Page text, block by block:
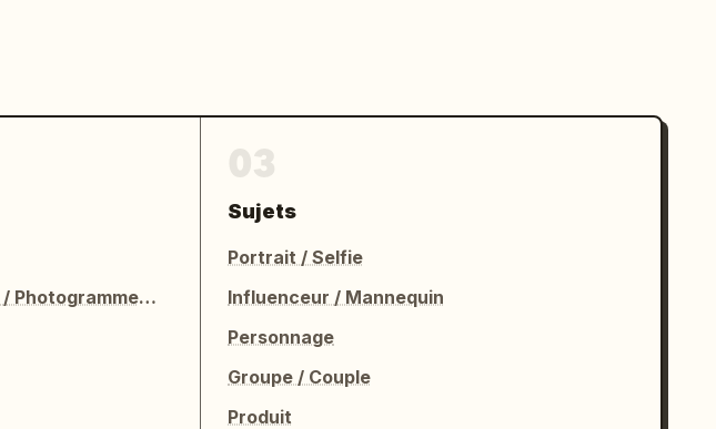
Image cinématographique / Photogramme de film
Sujets
Portrait / Selfie
Influenceur / Mannequin
Personnage
Groupe / Couple
Produit